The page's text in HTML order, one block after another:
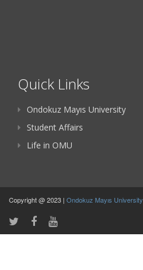
Quick Links
Ondokuz Mayıs University
Student Affairs
Life in OMU
Copyright @ 2023 | Ondokuz Mayıs University